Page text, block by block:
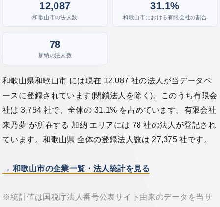
12,087
和歌山市の法人数
31.1%
和歌山市における有限会社の割合
78
加納の法人数
和歌山県和歌山市 には現在 12,087 社の法人が当データベ
ースに登録されています(閉鎖法人を除く)。このうち有限会
社は 3,754 社で、全体の 31.1% を占めています。有限会社
来乃夢 が所在する 加納 エリアには 78 社の法人が登記され
ています。和歌山県 全体の登録法人数は 27,375 社です。
→ 和歌山市の企業一覧・法人統計を見る
※統計値は国税庁法人番号公表サイト由来のデータを当サ